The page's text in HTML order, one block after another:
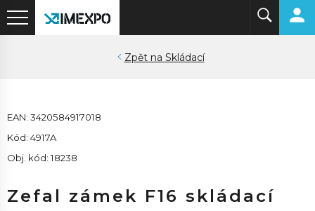
Skládací
EAN: 3420584917018
Kód: 4917A
Obj. kód: 18238
Zefal zámek F16 skládací